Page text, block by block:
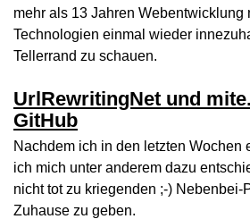
mehr als 13 Jahren Webentwicklung
Technologien einmal wieder
Tellerrand zu schauen.
UrlRewritingNet und
GitHub
Nachdem ich in den letzten Wochen
ich mich unter anderem dazu
nicht tot zu kriegenden ;-) Nebenbei-
Zuhause zu geben.